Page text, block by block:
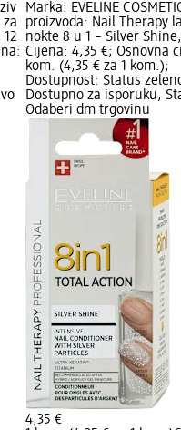
za
Marka: EVELINE
proizvoda: Nail Therapy
nokte 8 u 1 – Silver
Cijena: 4,35 €; Osnovna
kom. (4,35 € za 1 kom.);
Dostupnost: Status
Dostupno za isporuku,
Odaberi dm trgovinu
4,35 €